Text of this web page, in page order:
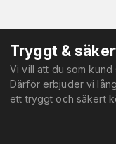
Tryggt &
Vi vill att du som
Därför erbjuder vi
ett tryggt och säkert